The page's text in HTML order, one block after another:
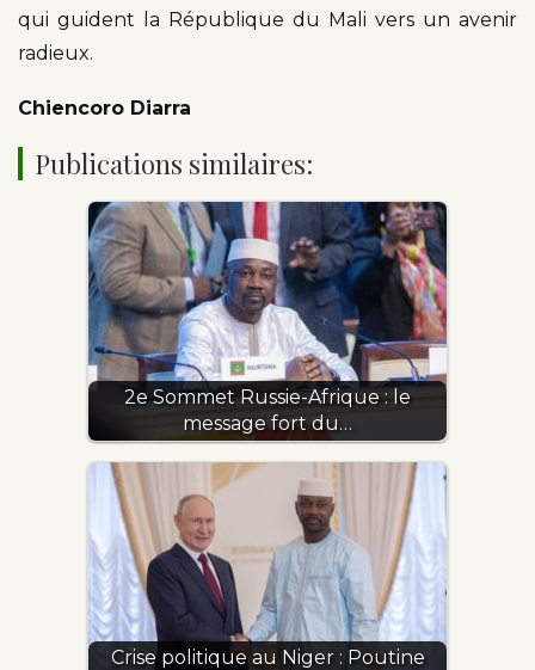
qui guident la République du Mali vers un avenir
radieux.
Chiencoro Diarra
Publications similaires:
2e Sommet Russie-Afrique : le
message fort du…
Crise politique au Niger : Poutine